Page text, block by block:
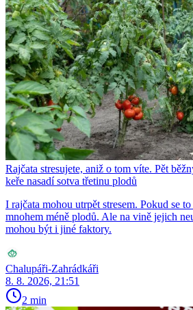
Rajčata stresujete, aniž o tom víte. Pět
keře nasadí sotva třetinu plodů
I rajčata mohou utrpět stresem. Pokud se
mnohem méně plodů. Ale na vině jejich
mohou být i jiné faktory.
Chalupáři-Zahrádkáři
8. 8. 2026, 21:51
2 min